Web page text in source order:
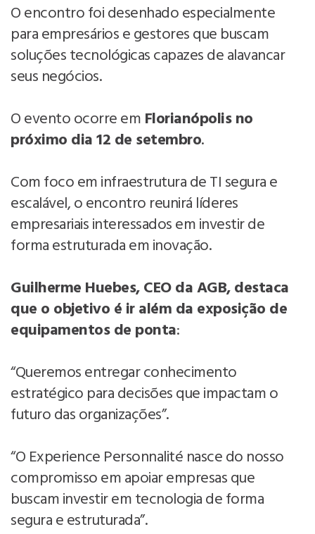
O encontro foi desenhado especialmente
para empresários e gestores que buscam
soluções tecnológicas capazes de alavancar
seus negócios.
O evento ocorre em Florianópolis no
próximo dia 12 de setembro.
Com foco em infraestrutura de TI segura e
escalável, o encontro reunirá líderes
empresariais interessados em investir de
forma estruturada em inovação.
Guilherme Huebes, CEO da AGB, destaca
que o objetivo é ir além da exposição de
equipamentos de ponta:
“Queremos entregar conhecimento
estratégico para decisões que impactam o
futuro das organizações”.
“O Experience Personnalité nasce do nosso
compromisso em apoiar empresas que
buscam investir em tecnologia de forma
segura e estruturada”.